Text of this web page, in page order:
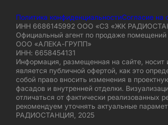
Политика конфиденциальностиСогласие на
ИНН 6686145992 ООО «СЗ «ЖК
Официальный агент по продаже
ООО «АЛЕКА-ГРУПП»
ИНН: 6658454131
Информация, размещенная на сайте,
является публичной офертой, как это
собой право вносить изменения в
фасадов и внутренней отделки.
отличаться от фактически реализованных
рекомендуем уточнять актуальные
РАДИОСТАНЦИЯ, 2025